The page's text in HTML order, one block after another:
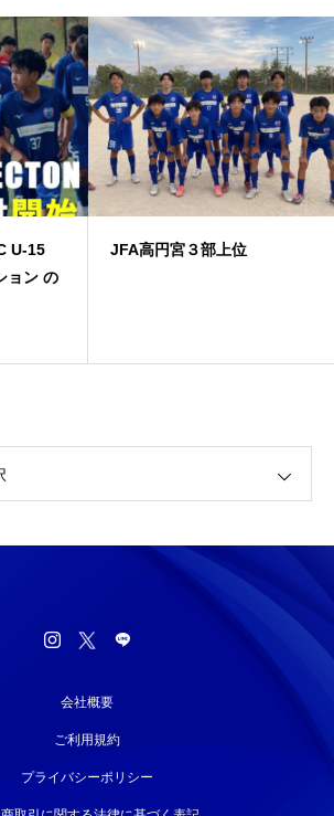
U-15
JFA高円宮３部上位
会社概要
ご利用規約
プライバシーポリシー